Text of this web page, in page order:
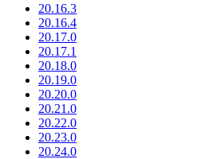
20.16.3
20.16.4
20.17.0
20.17.1
20.18.0
20.19.0
20.20.0
20.21.0
20.22.0
20.23.0
20.24.0